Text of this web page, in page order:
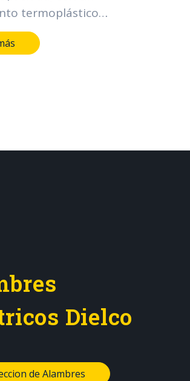
termoplástico
clasificado como
El calibre 350 kcmil
lo que facilita su
en conductos y bandejas
Dielco
de Alambres